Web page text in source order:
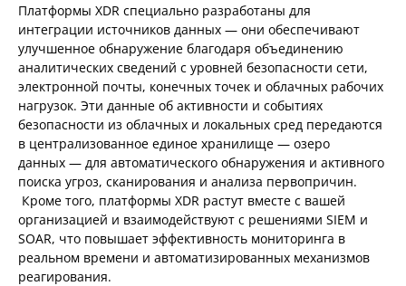
Платформы XDR специально разработаны для
интеграции источников данных — они обеспечивают
улучшенное обнаружение благодаря объединению
аналитических сведений с уровней безопасности сети,
электронной почты, конечных точек и облачных рабочих
нагрузок. Эти данные об активности и событиях
безопасности из облачных и локальных сред передаются
в централизованное единое хранилище — озеро
данных — для автоматического обнаружения и активного
поиска угроз, сканирования и анализа первопричин.
Кроме того, платформы XDR растут вместе с вашей
организацией и взаимодействуют с решениями SIEM и
SOAR, что повышает эффективность мониторинга в
реальном времени и автоматизированных механизмов
реагирования.